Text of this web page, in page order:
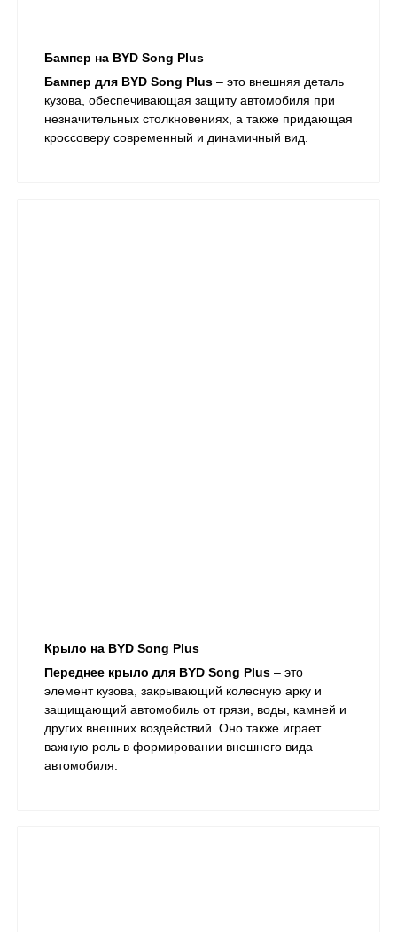
Бампер на BYD Song Plus
Бампер для BYD Song Plus – это внешняя деталь
кузова, обеспечивающая защиту автомобиля при
незначительных столкновениях, а также придающая
кроссоверу современный и динамичный вид.
Крыло на BYD Song Plus
Переднее крыло для BYD Song Plus – это
элемент кузова, закрывающий колесную арку и
защищающий автомобиль от грязи, воды, камней и
других внешних воздействий. Оно также играет
важную роль в формировании внешнего вида
автомобиля.